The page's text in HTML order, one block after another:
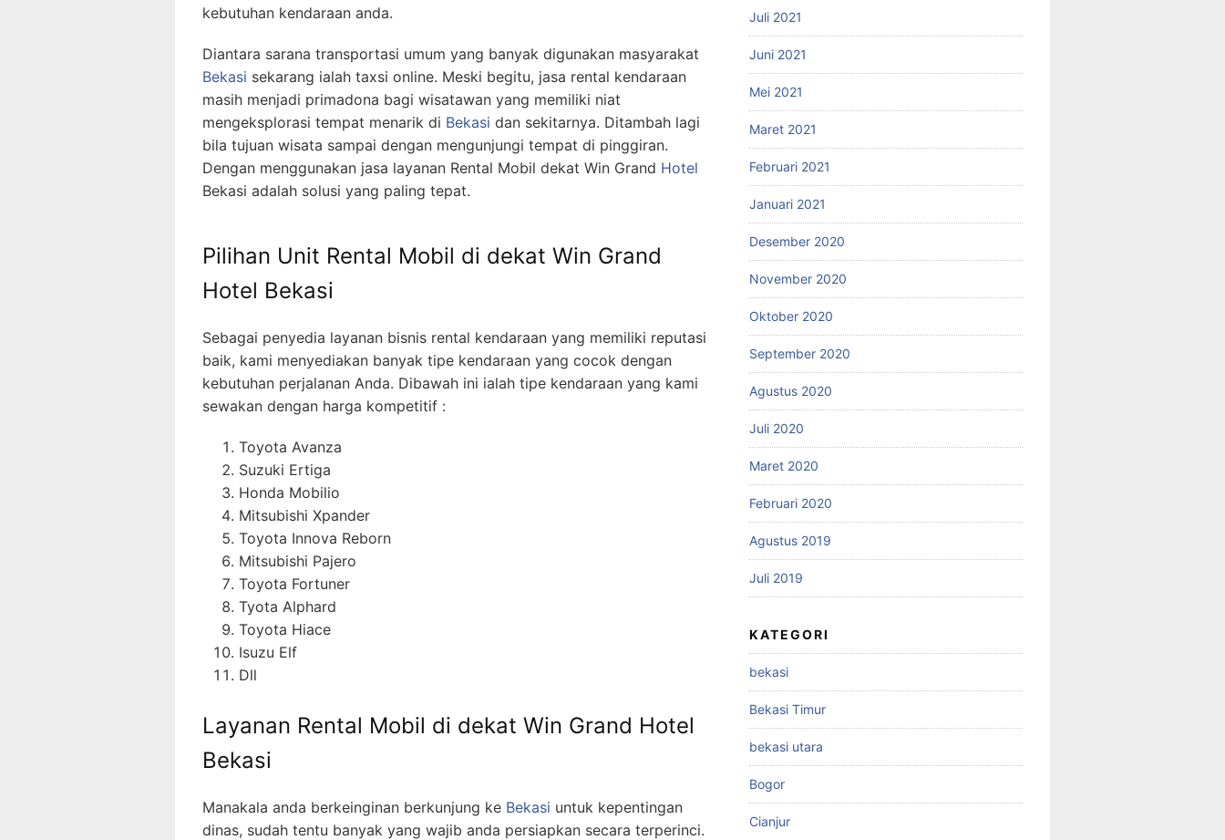
kebutuhan kendaraan anda.
Diantara sarana transportasi umum yang banyak digunakan masyarakat
Bekasi sekarang ialah taxsi online. Meski begitu, jasa rental kendaraan
masih menjadi primadona bagi wisatawan yang memiliki niat
mengeksplorasi tempat menarik di Bekasi dan sekitarnya. Ditambah lagi
bila tujuan wisata sampai dengan mengunjungi tempat di pinggiran.
Dengan menggunakan jasa layanan Rental Mobil dekat Win Grand Hotel
Bekasi adalah solusi yang paling tepat.
Pilihan Unit Rental Mobil di dekat Win Grand
Hotel Bekasi
Sebagai penyedia layanan bisnis rental kendaraan yang memiliki reputasi
baik, kami menyediakan banyak tipe kendaraan yang cocok dengan
kebutuhan perjalanan Anda. Dibawah ini ialah tipe kendaraan yang kami
sewakan dengan harga kompetitif :
Toyota Avanza
Suzuki Ertiga
Honda Mobilio
Mitsubishi Xpander
Toyota Innova Reborn
Mitsubishi Pajero
Toyota Fortuner
Tyota Alphard
Toyota Hiace
Isuzu Elf
Dll
Layanan Rental Mobil di dekat Win Grand Hotel
Bekasi
Manakala anda berkeinginan berkunjung ke Bekasi untuk kepentingan
dinas, sudah tentu banyak yang wajib anda persiapkan secara terperinci.
Juli 2021
Juni 2021
Mei 2021
Maret 2021
Februari 2021
Januari 2021
Desember 2020
November 2020
Oktober 2020
September 2020
Agustus 2020
Juli 2020
Maret 2020
Februari 2020
Agustus 2019
Juli 2019
KATEGORI
bekasi
Bekasi Timur
bekasi utara
Bogor
Cianjur